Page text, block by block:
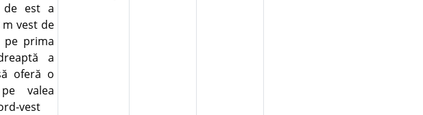
de est a
vest de
pe prima
a
oferă o
valea
vest